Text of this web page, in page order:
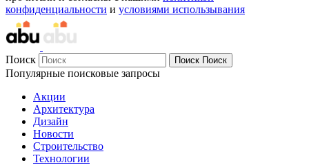
конфиденциальности и условиями использывания
Поиск Поиск Поиск
Популярные поисковые запросы
Акции
Архитектура
Дизайн
Новости
Строительство
Технологии